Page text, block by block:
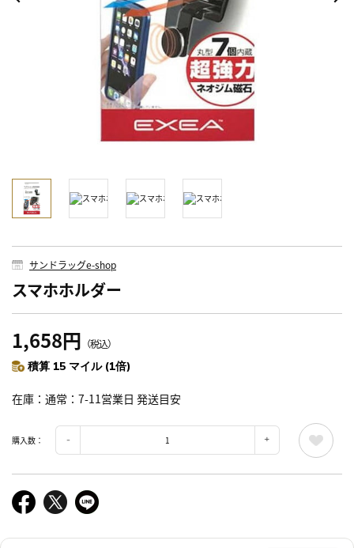
サンドラッグe-shop
スマホホルダー
1,658円 （税込）
積算 15 マイル (1倍)
在庫 通常：7-11営業日 発送目安
購入数：